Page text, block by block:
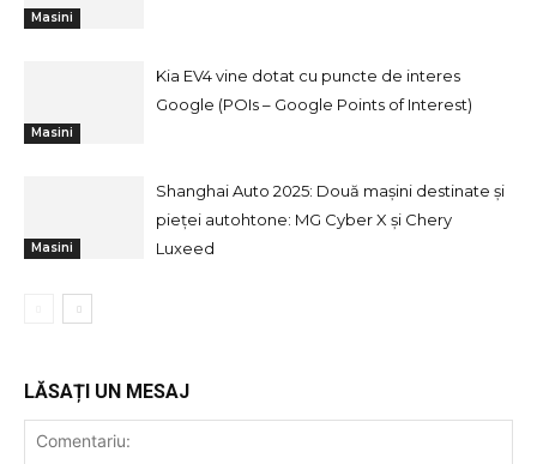
Masini
Masini
Kia EV4 vine dotat cu puncte de interes
Google (POIs – Google Points of Interest)
Masini
Shanghai Auto 2025: Două mașini destinate și
pieței autohtone: MG Cyber X și Chery
Luxeed
LĂSAȚI UN MESAJ